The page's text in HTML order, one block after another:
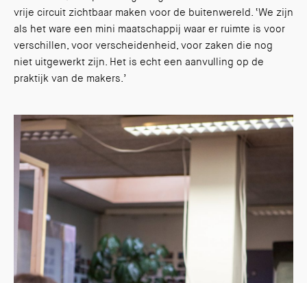
vrije circuit zichtbaar maken voor de buitenwereld. ‘We zijn
als het ware een mini maatschappij waar er ruimte is voor
verschillen, voor verscheidenheid, voor zaken die nog
niet uitgewerkt zijn. Het is echt een aanvulling op de
praktijk van de makers.’